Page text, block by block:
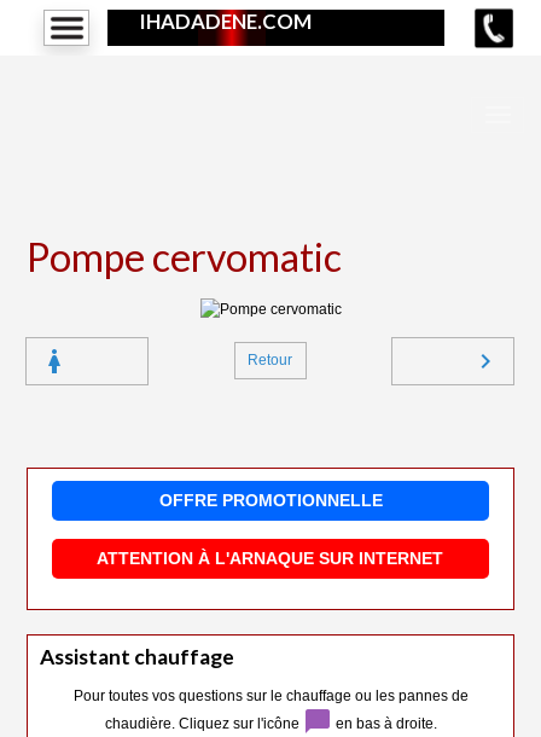
IHADADENE.COM
Pompe cervomatic
Retour
OFFRE PROMOTIONNELLE
ATTENTION À L'ARNAQUE SUR INTERNET
Assistant chauffage
Pour toutes vos questions sur le chauffage ou les pannes de
chaudière. Cliquez sur l'icône
chat_bubble en bas à droite.